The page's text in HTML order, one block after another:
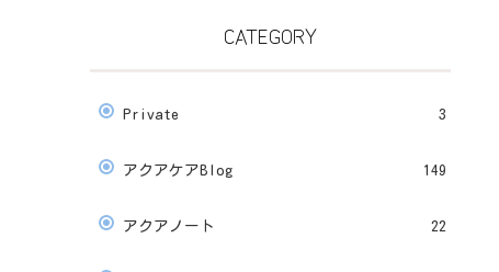
CATEGORY
Private 3
アクアケアBlog 149
アクアノート 22